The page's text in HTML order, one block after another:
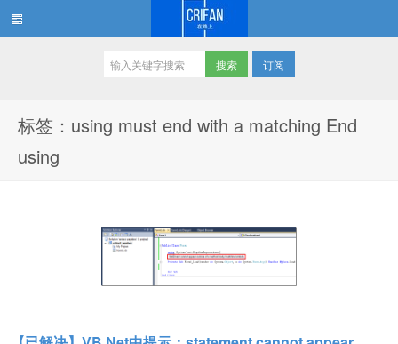
订阅
标签：using must end with a matching End
using